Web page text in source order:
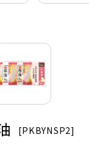
[PKBYNSP2]